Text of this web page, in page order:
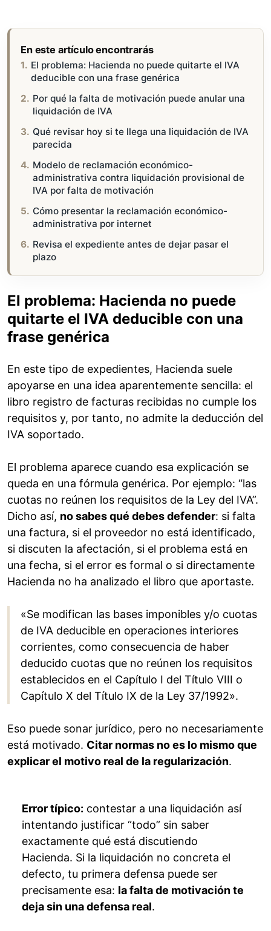
En este artículo encontrarás
El problema: Hacienda no puede quitarte el IVA
deducible con una frase genérica
Por qué la falta de motivación puede anular una
liquidación de IVA
Qué revisar hoy si te llega una liquidación de IVA
parecida
Modelo de reclamación económico-
administrativa contra liquidación provisional de
IVA por falta de motivación
Cómo presentar la reclamación económico-
administrativa por internet
Revisa el expediente antes de dejar pasar el
plazo
El problema: Hacienda no puede
quitarte el IVA deducible con una
frase genérica
En este tipo de expedientes, Hacienda suele
apoyarse en una idea aparentemente sencilla: el
libro registro de facturas recibidas no cumple los
requisitos y, por tanto, no admite la deducción del
IVA soportado.
El problema aparece cuando esa explicación se
queda en una fórmula genérica. Por ejemplo: “las
cuotas no reúnen los requisitos de la Ley del IVA”.
Dicho así, no sabes qué debes defender: si falta
una factura, si el proveedor no está identificado,
si discuten la afectación, si el problema está en
una fecha, si el error es formal o si directamente
Hacienda no ha analizado el libro que aportaste.
«Se modifican las bases imponibles y/o cuotas
de IVA deducible en operaciones interiores
corrientes, como consecuencia de haber
deducido cuotas que no reúnen los requisitos
establecidos en el Capítulo I del Título VIII o
Capítulo X del Título IX de la Ley 37/1992».
Eso puede sonar jurídico, pero no necesariamente
está motivado. Citar normas no es lo mismo que
explicar el motivo real de la regularización.
Error típico: contestar a una liquidación así
intentando justificar “todo” sin saber
exactamente qué está discutiendo
Hacienda. Si la liquidación no concreta el
defecto, tu primera defensa puede ser
precisamente esa: la falta de motivación te
deja sin una defensa real.